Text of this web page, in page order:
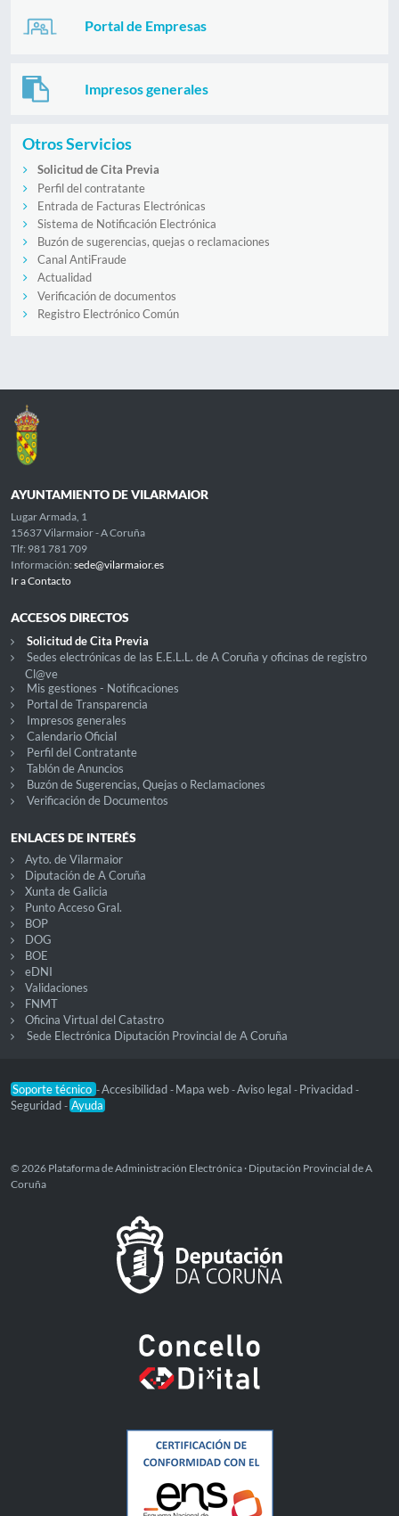
Portal de Empresas
Impresos generales
Otros Servicios
Solicitud de Cita Previa
Perfil del contratante
Entrada de Facturas Electrónicas
Sistema de Notificación Electrónica
Buzón de sugerencias, quejas o reclamaciones
Canal AntiFraude
Actualidad
Verificación de documentos
Registro Electrónico Común
AYUNTAMIENTO DE VILARMAIOR
Lugar Armada, 1
15637 Vilarmaior - A Coruña
Tlf: 981 781 709
Información: sede@vilarmaior.es
Ir a Contacto
ACCESOS DIRECTOS
Solicitud de Cita Previa
Sedes electrónicas de las E.E.L.L. de A Coruña y oficinas de registro
Cl@ve
Mis gestiones - Notificaciones
Portal de Transparencia
Impresos generales
Calendario Oficial
Perfil del Contratante
Tablón de Anuncios
Buzón de Sugerencias, Quejas o Reclamaciones
Verificación de Documentos
ENLACES DE INTERÉS
Ayto. de Vilarmaior
Diputación de A Coruña
Xunta de Galicia
Punto Acceso Gral.
BOP
DOG
BOE
eDNI
Validaciones
FNMT
Oficina Virtual del Catastro
Sede Electrónica Diputación Provincial de A Coruña
Soporte técnico -Accesibilidad - Mapa web -Aviso legal - Privacidad -
Seguridad - Ayuda
© 2026 Plataforma de Administración Electrónica · Diputación Provincial de A
Coruña